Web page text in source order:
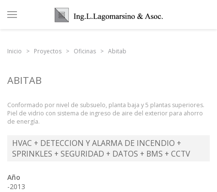
Inicio Proyectos Oficinas Abitab
ABITAB
Conformado por nivel de subsuelo, planta baja y 5 plantas superiores.
Piel de vidrio con sistema de ingreso de aire del exterior para ahorro
de energía.
HVAC + DETECCION Y ALARMA DE INCENDIO +
SPRINKLES + SEGURIDAD + DATOS + BMS + CCTV
Año
-2013